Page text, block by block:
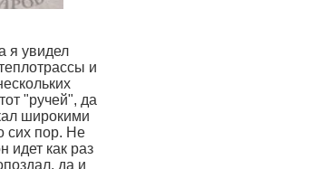
я увидел
и
"ручей", да
широкими
сих пор. Не
идет как раз
да и